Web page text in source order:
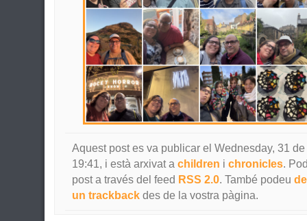
Aquest post es va publicar el Wednesday, 31
19:41, i està arxivat a children i chronicles.
post a través del feed RSS 2.0. També podeu
un trackbackdes de la vostra pàgina.